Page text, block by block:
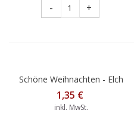
- +
Schöne Weihnachten - Elch
- Weihnachtskarte
1,35 €
inkl. MwSt.